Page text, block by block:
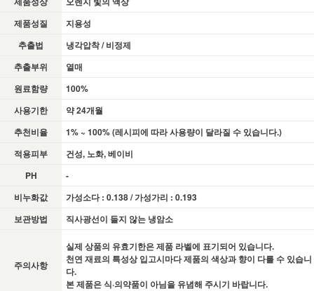
제품성질
지용성
추출법
냉각압착 / 비정제
추출부위
열매
원료함량
100%
사용기한
약 24개월
추천비율
1% ~ 100% (레시피에 따라 사용량이 달라질 수 있습니다.)
적용피부
건성, 노화, 베이비
PH
-
비누화값
가성소다 : 0.138 / 가성가리 : 0.193
보관방법
직사광선이 들지 않는 냉암소
주의사항
실제 상품의 유효기한은 제품 라벨에 표기되어 있습니다.
천연 재료의 특성상 입고시마다 제품의 색상과 향이 다를 수 있습니
다.
본 제품은 식·의약품이 아님을 유념해 주시기 바랍니다.